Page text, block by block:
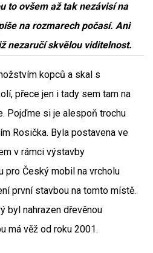
to ovšem až tak nezávisí na
na rozmarech počasí. Ani
nezaručí skvělou viditelnost.
kopců a skal s
přece jen i tady sem tam na
Pojďme si je alespoň trochu
Rosička. Byla postavena ve
v rámci výstavby
pro Český mobil na vrcholu
první stavbou na tomto místě.
byl nahrazen dřevěnou
má věž od roku 2001.